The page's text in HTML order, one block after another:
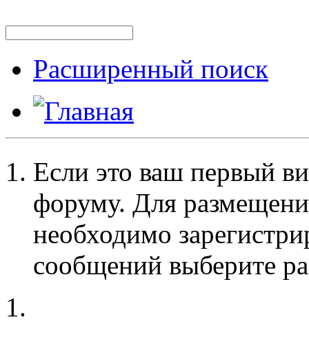
Расширенный поиск
Если это ваш первый
форуму. Для
необходимо
сообщений выберите